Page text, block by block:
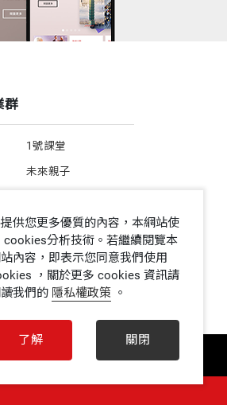
群
1號課堂
未來親子
ALL RIGHTS RESERVED
供您更多優質的內容，本網站使
cookies分析技術。若繼續閱覽本
內容，即表示您同意我們使用
，關於更多 cookies 資訊請
我們的 隱私權政策 。
了解 關閉